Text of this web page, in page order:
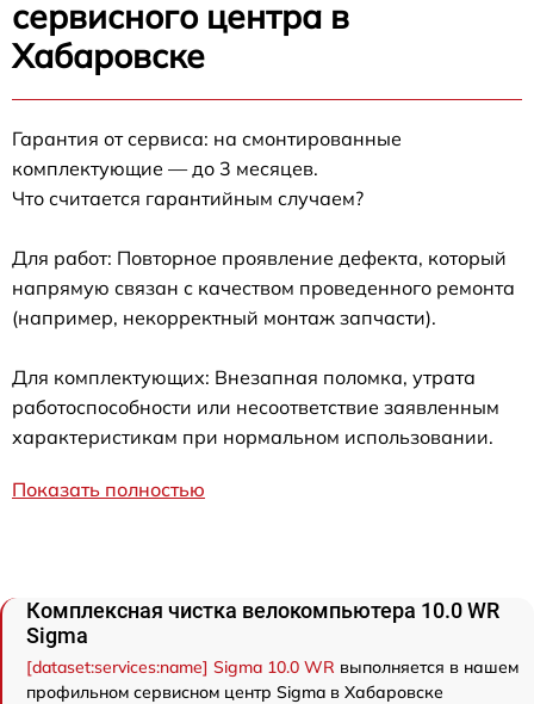
сервисного центра в
Хабаровске
Гарантия от сервиса: на смонтированные
комплектующие — до 3 месяцев.
Что считается гарантийным случаем?
Для работ: Повторное проявление дефекта, который
напрямую связан с качеством проведенного ремонта
(например, некорректный монтаж запчасти).
Для комплектующих: Внезапная поломка, утрата
работоспособности или несоответствие заявленным
характеристикам при нормальном использовании.
Показать полностью
Комплексная чистка велокомпьютера 10.0 WR
Sigma
[dataset:services:name] Sigma 10.0 WR выполняется в нашем
профильном сервисном центр Sigma в Хабаровске